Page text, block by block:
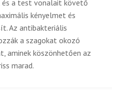
és a test vonalait követő
kényelmet és
Az antibakteriális
a szagokat okozó
aminek köszönhetően az
marad.